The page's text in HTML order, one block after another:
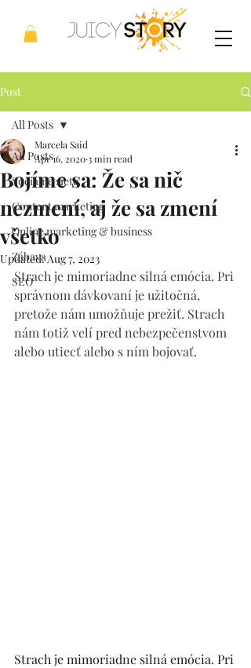
Post
All Posts
Sociálne siete
Content marketing
Online marketing & business
Zábava
SEO
All Posts
Bojíme sa: Že sa nič
nezmení, aj že sa zmení
všetko
Marcela Said
Apr 16, 20203 min read
Updated:Aug 7, 2023
Strach je mimoriadne silná emócia. Pri
správnom dávkovaní je užitočná,
pretože nám umožňuje prežiť. Strach
nám totiž velí pred nebezpečenstvom
alebo utiecť alebo s ním bojovať.
Strach je mimoriadne silná emócia. Pri